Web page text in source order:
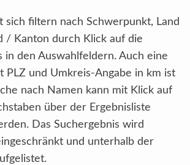
sich filtern nach Schwerpunkt, Land
/ Kanton durch Klick auf die
in den Auswahlfeldern. Auch eine
PLZ und Umkreis-Angabe in km ist
nach Namen kann mit Klick auf
über der Ergebnisliste
Das Suchergebnis wird
und unterhalb der